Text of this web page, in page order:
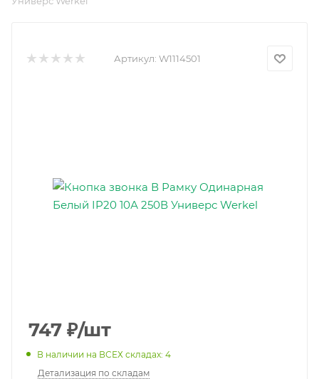
Артикул: W1114501
747 ₽/шт
В наличии на ВСЕХ складах: 4
Детализация по складам